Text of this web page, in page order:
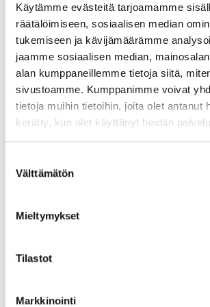
Käytämme evästeitä tarjoamamme
räätälöimiseen, sosiaalisen median
tukemiseen ja kävijämäärämme
jaamme sosiaalisen median,
alan kumppaneillemme tietoja siitä,
sivustoamme. Kumppanimme voivat
tietoja muihin tietoihin, joita olet antanut
kerätty, kun olet käyttänyt heidän
valinta
Välttämätön
Mieltymykset
Tilastot
Markkinointi
yksityis- ja yhteisnäyttelyihin
ulkomailla. Havaste-Ukkola on Oulun
Taidemaalariliiton jäsen.
Irina Havaste-Ukkolan yksityisnäyttely
näyttelysarjaa, jonka Oulun Taiteilijaseura
Pohjois-Pohjanmaalla ja Kainuussa
yhteistyössä alueen kuntien kanssa.
Oulun Taiteilijaseura
jäseniä. Näyttelyissä esillä olevia teoksia
taidelainaamosta. Arto sijaitsee
aikana lainatut ja ostetut teokset
valikoima 120 paikalliselta taiteilijalta